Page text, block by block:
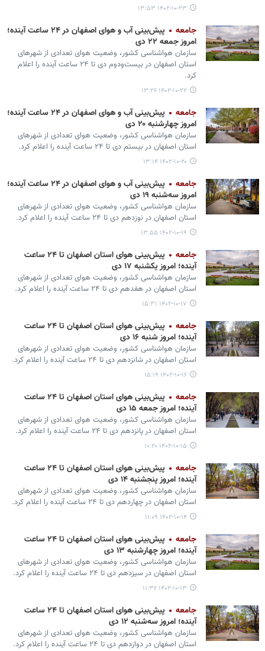
۱۴۰۲-۱۰-۲۳ ۱۳:۵۳
جامعه
پیش‌بینی آب و هوای اصفهان در ۲۴ ساعت آینده؛
امروز جمعه ۲۲ دی
سازمان هواشناسی کشور، وضعیت هوای تعدادی از شهرهای
استان اصفهان در بیست‌ودوم دی تا ۲۴ ساعت آینده را اعلام
کرد.‌
۱۴۰۲-۱۰-۲۲ ۱۳:۲۶
جامعه
پیش‌بینی آب و هوای اصفهان در ۲۴ ساعت آینده؛
امروز چهارشنبه ۲۰ دی
سازمان هواشناسی کشور، وضعیت هوای تعدادی از شهرهای
استان اصفهان در بیستم دی تا ۲۴ ساعت آینده را اعلام کرد.‌
۱۴۰۲-۱۰-۲۰ ۱۳:۱۴
جامعه
پیش‌بینی آب و هوای اصفهان در ۲۴ ساعت آینده؛
امروز سه‌شنبه ۱۹ دی
سازمان هواشناسی کشور، وضعیت هوای تعدادی از شهرهای
استان اصفهان در نوزدهم دی تا ۲۴ ساعت آینده را اعلام کرد.‌
۱۴۰۲-۱۰-۱۹ ۱۳:۵۵
جامعه
پیش‌بینی هوای استان اصفهان تا ۲۴ ساعت
آینده؛ امروز یکشنبه ۱۷ دی
سازمان هواشناسی کشور، وضعیت هوای تعدادی از شهرهای
استان اصفهان در هفدهم دی تا ۲۴ ساعت آینده را اعلام کرد.‌
۱۴۰۲-۱۰-۱۷ ۱۵:۳۱
جامعه
پیش‌بینی هوای استان اصفهان تا ۲۴ ساعت
آینده؛ امروز شنبه ۱۶ دی
سازمان هواشناسی کشور، وضعیت هوای تعدادی از شهرهای
استان اصفهان در شانزدهم دی تا ۲۴ ساعت آینده را اعلام کرد.‌
۱۴۰۲-۱۰-۱۶ ۱۵:۱۹
جامعه
پیش‌بینی هوای استان اصفهان تا ۲۴ ساعت
آینده؛ امروز جمعه ۱۵ دی
سازمان هواشناسی کشور، وضعیت هوای تعدادی از شهرهای
استان اصفهان در پانزدهم دی تا ۲۴ ساعت آینده را اعلام کرد.‌
۱۴۰۲-۱۰-۱۵ ۱۰:۲۰
جامعه
پیش‌بینی هوای استان اصفهان تا ۲۴ ساعت
آینده؛ امروز پنجشنبه ۱۴ دی
سازمان هواشناسی کشور، وضعیت هوای تعدادی از شهرهای
استان اصفهان در چهاردهم دی تا ۲۴ ساعت آینده را اعلام کرد.‌
۱۴۰۲-۱۰-۱۴ ۱۱:۰۹
جامعه
پیش‌بینی هوای استان اصفهان تا ۲۴ ساعت
آینده؛ امروز چهارشنبه ۱۳ دی
سازمان هواشناسی کشور، وضعیت هوای تعدادی از شهرهای
استان اصفهان در سیزدهم دی تا ۲۴ ساعت آینده را اعلام کرد.‌
۱۴۰۲-۱۰-۱۳ ۱۱:۳۶
جامعه
پیش‌بینی هوای استان اصفهان تا ۲۴ ساعت
آینده؛ امروز سه‌شنبه ۱۲ دی
سازمان هواشناسی کشور، وضعیت هوای تعدادی از شهرهای
استان اصفهان در دوازدهم دی تا ۲۴ ساعت آینده را اعلام کرد.‌